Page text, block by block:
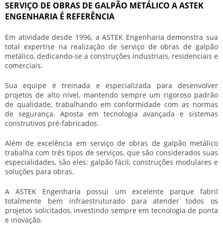
SERVIÇO DE OBRAS DE GALPÃO METÁLICO A ASTEK
ENGENHARIA É REFERÊNCIA
Em atividade desde 1996, a ASTEK Engenharia demonstra sua
total expertise na realização de serviço de obras de galpão
metálico, dedicando-se a construções industriais, residenciais e
comerciais.
Sua equipe é treinada e especializada para desenvolver
projetos de alto nível, mantendo sempre um rigoroso padrão
de qualidade, trabalhando em conformidade com as normas
de segurança. Aposta em tecnologia avançada e sistemas
construtivos pré-fabricados.
Além de excelência em serviço de obras de galpão metálico
trabalha com três tipos de serviços, que são considerados suas
especialidades, são eles: galpão fácil, construções modulares e
soluções para obras.
A ASTEK Engenharia possui um excelente parque fabril
totalmente bem infraestruturado para atender todos os
projetos solicitados, investindo sempre em tecnologia de ponta
e inovação.